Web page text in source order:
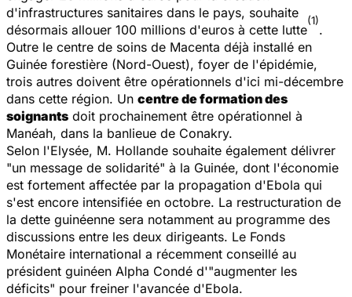
d'infrastructures sanitaires dans le pays, souhaite
désormais allouer 100 millions d'euros à cette lutte
(1)
.
Outre le centre de soins de Macenta déjà installé en
Guinée forestière (Nord-Ouest), foyer de l'épidémie,
trois autres doivent être opérationnels d'ici mi-décembre
dans cette région. Un centre de formation des
soignants doit prochainement être opérationnel à
Manéah, dans la banlieue de Conakry.
Selon l'Elysée, M. Hollande souhaite également délivrer
"un message de solidarité" à la Guinée, dont l'économie
est fortement affectée par la propagation d'Ebola qui
s'est encore intensifiée en octobre. La restructuration de
la dette guinéenne sera notamment au programme des
discussions entre les deux dirigeants. Le Fonds
Monétaire international a récemment conseillé au
président guinéen Alpha Condé d'"augmenter les
déficits" pour freiner l'avancée d'Ebola.